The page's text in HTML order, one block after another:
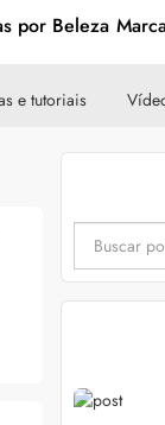
por Beleza
e tutoriais